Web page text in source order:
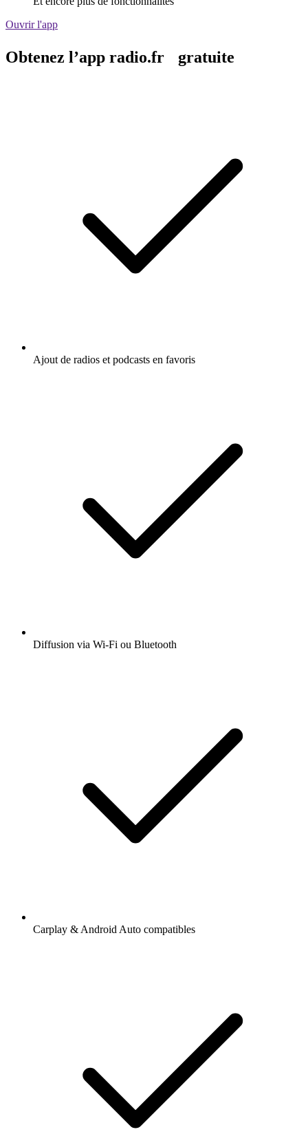
Ouvrir l'app
Obtenez l’app radio.fr gratuite
Ajout de radios et podcasts en favoris
Diffusion via Wi-Fi ou Bluetooth
Carplay & Android Auto compatibles